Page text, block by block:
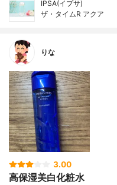
IPSA(イプサ)
ザ・タイムR アクア
りな
3.00
高保湿美白化粧水